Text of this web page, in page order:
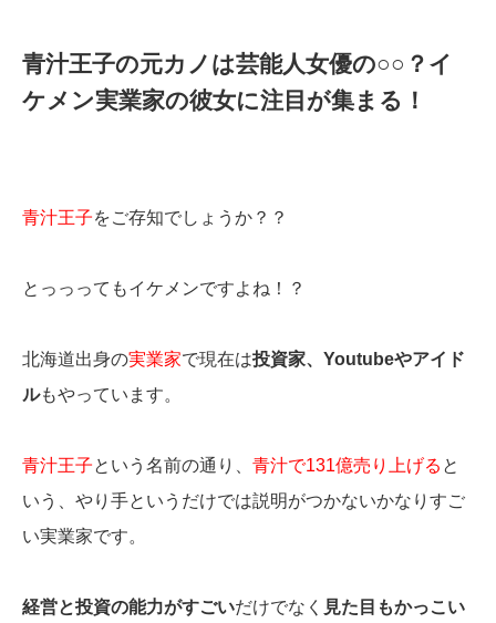
青汁王子の元カノは芸能人女優の○○？イ
ケメン実業家の彼女に注目が集まる！
青汁王子をご存知でしょうか？？
とっっってもイケメンですよね！？
北海道出身の実業家で現在は投資家、Youtubeやアイド
ルもやっています。
青汁王子という名前の通り、 青汁で131億売り上げる と
いう、やり手というだけでは説明がつかないかなりすご
い実業家です。
経営と投資の能力がすごいだけでなく 見た目もかっこい